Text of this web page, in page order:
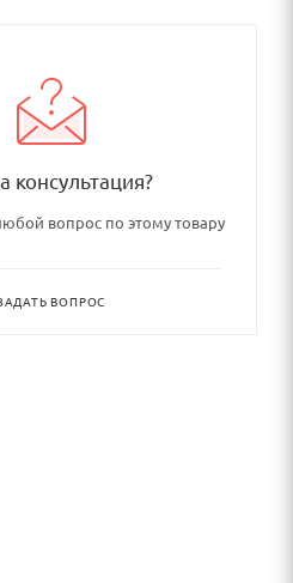
консультация?
вопрос по этому товару
ВОПРОС